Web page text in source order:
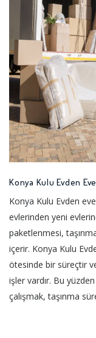
Konya Kulu Evden
Konya Kulu Evden
evlerinden yeni
paketlenmesi,
içerir. Konya Kulu
ötesinde bir süreçtir
işler vardır. Bu
çalışmak, taşınma